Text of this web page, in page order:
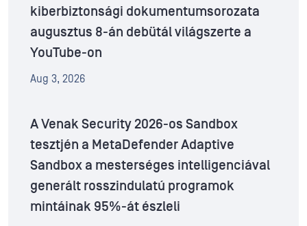
kiberbiztonsági dokumentumsorozata
augusztus 8-án debütál világszerte a
YouTube-on
Aug 3, 2026
A Venak Security 2026-os Sandbox
tesztjén a MetaDefender Adaptive
Sandbox a mesterséges intelligenciával
generált rosszindulatú programok
mintáinak 95%-át észleli